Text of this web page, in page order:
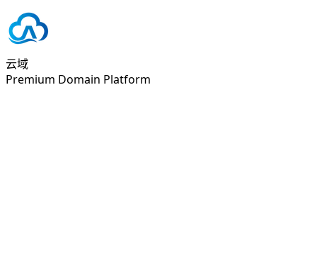
云域
Premium Domain Platform